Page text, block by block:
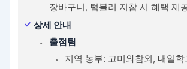
장바구니, 텀블러 지참 시 혜택 제
상세 안내
출점팀
지역 농부: 고미와참외, 내일학